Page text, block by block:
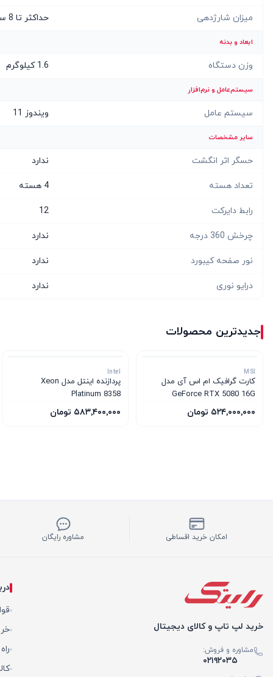
میزان شارژدهی حداکثر تا 8 ساعت
ابعاد و بدنه
وزن دستگاه 1.6 کیلوگرم
سیستم‌عامل و نرم‌افزار
سیستم عامل ویندوز 11
سایر مشخصات
حسگر اثر انگشت ندارد
تعداد هسته 4 هسته
رابط دایرکت 12
چرخش 360 درجه ندارد
نور صفحه کیبورد ندارد
درایو نوری ندارد
جدیدترین محصولات
MSI
کارت گرافیک ام‌ اس‌ آی مدل
GeForce RTX 5080 16G
INSPIRE 3X OC
۵۲۴٬۰۰۰٬۰۰۰ تومان
Intel
پردازنده اینتل مدل Xeon
Platinum 8358
۵۸۳٬۴۰۰٬۰۰۰ تومان
امکان خرید اقساطی مشاوره رایگان
خرید لپ تاپ و کالای دیجیتال
مشاوره و فروش:
۰۲۱۹۲۰۳۵